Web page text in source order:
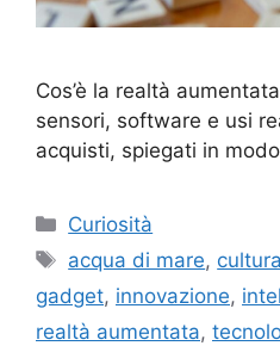
Cos’è la realtà
sensori, software e usi
acquisti, spiegati in
Categorie
Curiosità
Tag
acqua di mare,
gadget, innovazione,
realtà aumentata,